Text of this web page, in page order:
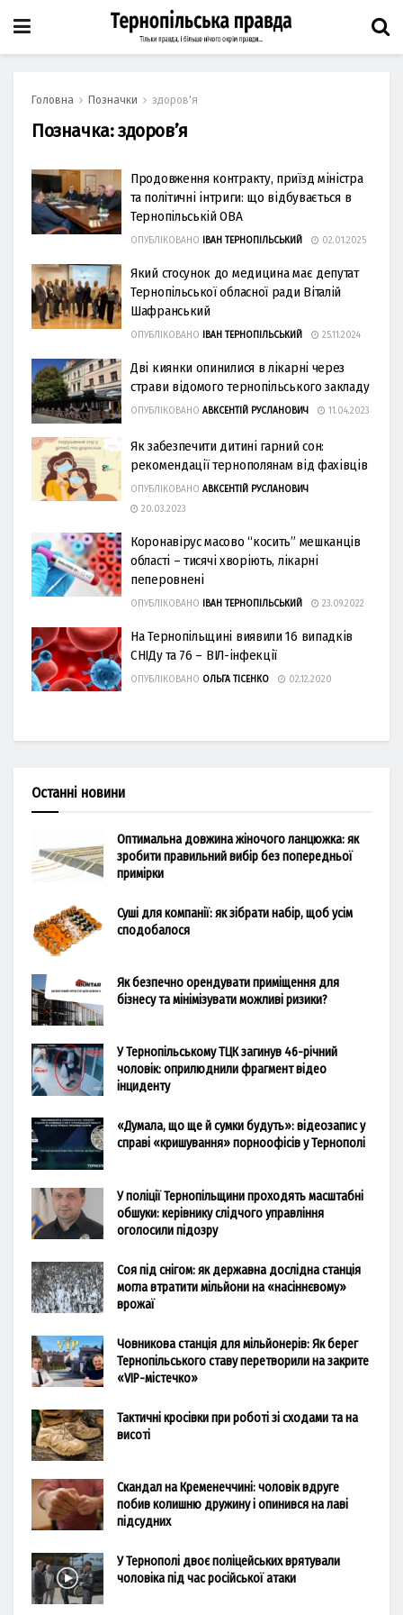
Головна Позначки здоров'я
Позначка:здоров’я
Продовження контракту, приїзд міністра
та політичні інтриги: що відбувається в
Тернопільській ОВА
ОПУБЛІКОВАНО ІВАН ТЕРНОПІЛЬСЬКИЙ 02.01.2025
Який стосунок до медицина має депутат
Тернопільської обласної ради Віталій
Шафранський
ОПУБЛІКОВАНО ІВАН ТЕРНОПІЛЬСЬКИЙ 25.11.2024
Дві киянки опинилися в лікарні через
страви відомого тернопільського закладу
ОПУБЛІКОВАНО АВКСЕНТІЙ РУСЛАНОВИЧ 11.04.2023
Як забезпечити дитині гарний сон:
рекомендації тернополянам від фахівців
ОПУБЛІКОВАНО АВКСЕНТІЙ РУСЛАНОВИЧ
20.03.2023
Коронавірус масово “косить” мешканців
області – тисячі хворіють, лікарні
пеперовнені
ОПУБЛІКОВАНО ІВАН ТЕРНОПІЛЬСЬКИЙ 23.09.2022
На Тернопільщині виявили 16 випадків
СНІДу та 76 – ВІЛ-інфекції
ОПУБЛІКОВАНО ОЛЬГА ТІСЕНКО 02.12.2020
Останні новини
Оптимальна довжина жіночого ланцюжка: як
зробити правильний вибір без попередньої
примірки
Суші для компанії: як зібрати набір, щоб усім
сподобалося
Як безпечно орендувати приміщення для
бізнесу та мінімізувати можливі ризики?
У Тернопільському ТЦК загинув 46-річний
чоловік: оприлюднили фрагмент відео
інциденту
«Думала, що ще й сумки будуть»: відеозапис у
справі «кришування» порноофісів у Тернополі
У поліції Тернопільщини проходять масштабні
обшуки: керівнику слідчого управління
оголосили підозру
Соя під снігом: як державна дослідна станція
могла втратити мільйони на «насіннєвому»
врожаї
Човникова станція для мільйонерів: Як берег
Тернопільського ставу перетворили на закрите
«VIP-містечко»
Тактичні кросівки при роботі зі сходами та на
висоті
Скандал на Кременеччині: чоловік вдруге
побив колишню дружину і опинився на лаві
підсудних
У Тернополі двоє поліцейських врятували
чоловіка під час російської атаки